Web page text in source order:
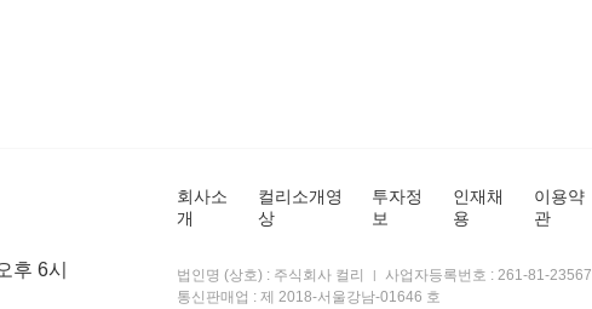
후 6시
회사소
개
컬리소개영
상
투자정
보
인재채
용
이용약
관
법인명 (상호) : 주식회사 컬리 사업자등록번호 : 261-81-23567
통신판매업 : 제 2018-서울강남-01646 호